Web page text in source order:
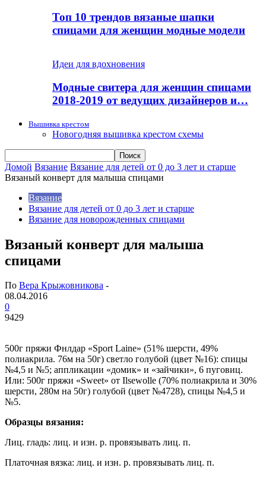
Топ 10 трендов вязаные шапки
спицами для женщин модные модели
Идеи для вдохновения
Модные свитера для женщин спицами
2018-2019 от ведущих дизайнеров и…
Вышивка крестом
Новогодняя вышивка крестом схемы
Домой Вязание Вязание для детей от 0 до 3 лет и старше
Вязаный конверт для малыша спицами
Вязание
Вязание для детей от 0 до 3 лет и старше
Вязание для новорожденных спицами
Вязаный конверт для малыша
спицами
По Вера Крыжовникова -
08.04.2016
0
9429
500г пряжи Фнлдар «Sport Laine» (51% шерсти, 49%
полиакрила. 76м на 50г) светло голубой (цвет №16): спицы
№4,5 и №5; аппликации «домик» и «зайчики», 6 пуговиц.
Или: 500г пряжи «Sweet» от Ilsewolle (70% полиакрила и 30%
шерсти, 280м на 50г) голубой (цвет №4728), спицы №4,5 и
№5.
Образцы вязания:
Лиц. гладь: лиц. и изн. р. провязывать лиц. п.
Платочная вязка: лиц. и изн. р. провязывать лиц. п.